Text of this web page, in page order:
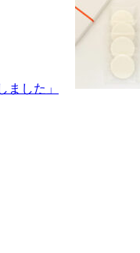
した」